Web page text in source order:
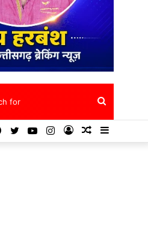
Search
for
Sidebar
Random
Log
Instagram
YouTube
Twitter
Facebook